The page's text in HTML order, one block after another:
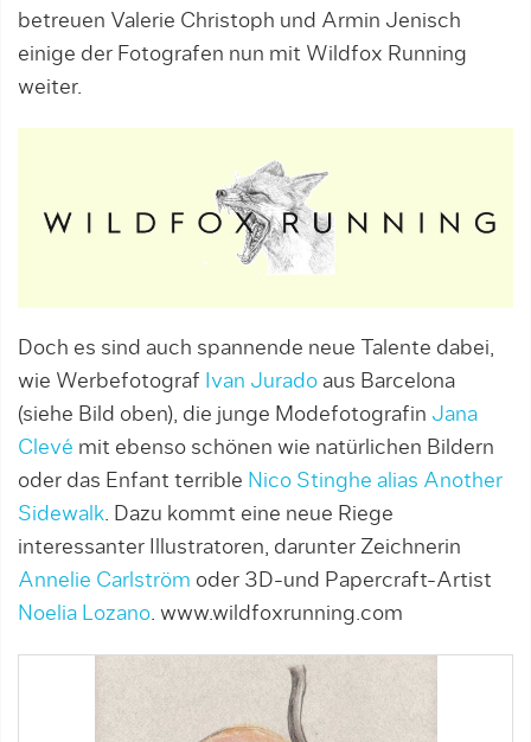
betreuen Valerie Christoph und Armin Jenisch
einige der Fotografen nun mit Wildfox Running
weiter.
Doch es sind auch spannende neue Talente dabei,
wie Werbefotograf Ivan Jurado aus Barcelona
(siehe Bild oben), die junge Modefotografin Jana
Clevé mit ebenso schönen wie natürlichen Bildern
oder das Enfant terrible Nico Stinghe alias Another
Sidewalk. Dazu kommt eine neue Riege
interessanter Illustratoren, darunter Zeichnerin
Annelie Carlström oder 3D-und Papercraft-Artist
Noelia Lozano. www.wildfoxrunning.com